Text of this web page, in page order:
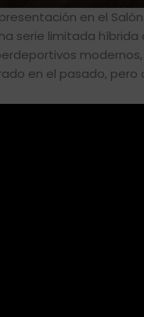
en el
serie limitada
en el pasado,